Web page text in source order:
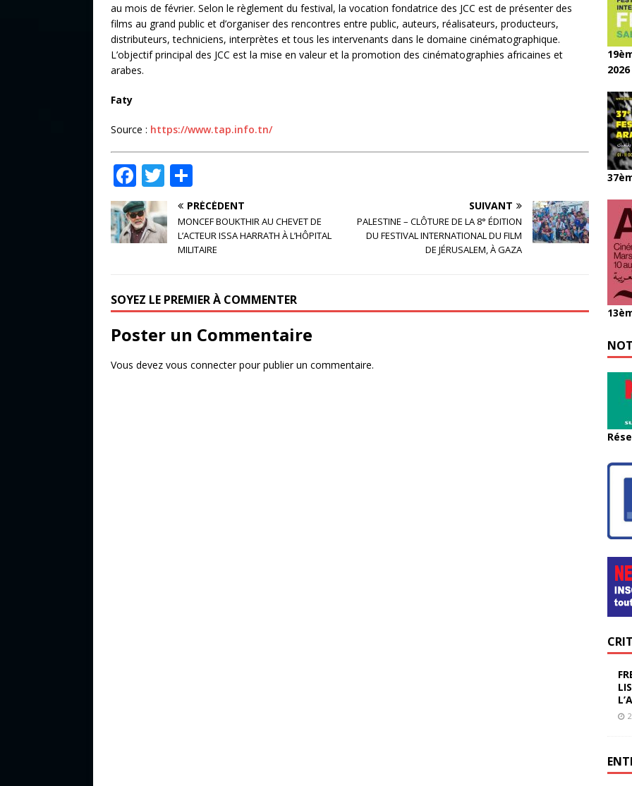
au mois de février. Selon le règlement du festival, la vocation fondatrice des JCC est de présenter des
films au grand public et d’organiser des rencontres entre public, auteurs, réalisateurs, producteurs,
distributeurs, techniciens, interprètes et tous les intervenants dans le domaine cinématographique.
L’objectif principal des JCC est la mise en valeur et la promotion des cinématographies africaines et
arabes.
Faty
Source : https://www.tap.info.tn/
F
a
c
e
o
o
k
T
w
it
te
ar
ta
g
r
PRÉCÉDENT
MONCEF BOUKTHIR AU CHEVET DE
L’ACTEUR ISSA HARRATH À L’HÔPITAL
MILITAIRE
SUIVANT
PALESTINE – CLÔTURE DE LA 8° ÉDITION
DU FESTIVAL INTERNATIONAL DU FILM
DE JÉRUSALEM, À GAZA
SOYEZ LE PREMIER À COMMENTER
Poster un Commentaire
Vous devez vous connecterpour publier un commentaire.
2026